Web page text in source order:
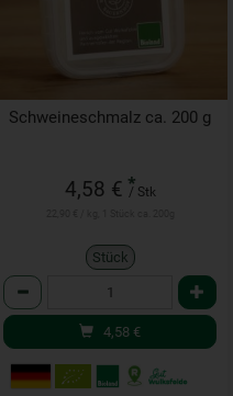
Schweineschmalz ca. 200 g
4,58 € *
/ Stk
Stück
Anzahl
4,58 €